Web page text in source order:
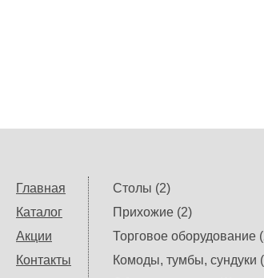
Главная
Каталог
Акции
Контакты
Столы (2)
Прихожие (2)
Торговое оборудование
Комоды, тумбы, сундуки